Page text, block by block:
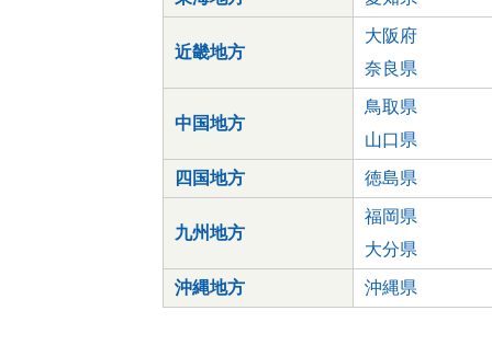
近畿地方
大阪府
奈良県
中国地方
鳥取県
山口県
四国地方 徳島県
九州地方
福岡県
大分県
沖縄地方 沖縄県